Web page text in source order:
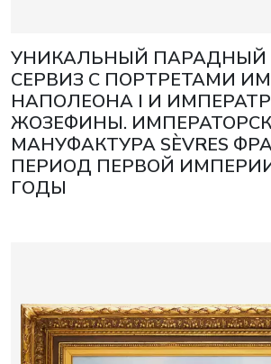
УНИКАЛЬНЫЙ ПАРАДНЫЙ
СЕРВИЗ С ПОРТРЕТАМИ
НАПОЛЕОНА I И
ЖОЗЕФИНЫ.
МАНУФАКТУРА SÈVRES
ПЕРИОД ПЕРВОЙ ИМПЕРИИ,
ГОДЫ